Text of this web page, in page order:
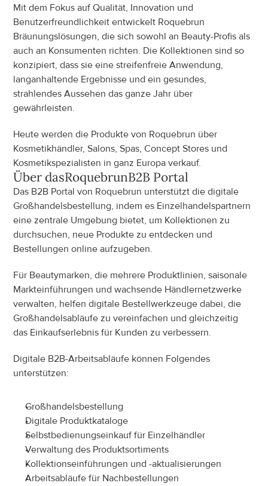
Mit dem Fokus auf Qualität, Innovation und
Benutzerfreundlichkeit entwickelt Roquebrun
Bräunungslösungen, die sich sowohl an Beauty-Profis als
auch an Konsumenten richten. Die Kollektionen sind so
konzipiert, dass sie eine streifenfreie Anwendung,
langanhaltende Ergebnisse und ein gesundes,
strahlendes Aussehen das ganze Jahr über
gewährleisten.
Heute werden die Produkte von Roquebrun über
Kosmetikhändler, Salons, Spas, Concept Stores und
Kosmetikspezialisten in ganz Europa verkauf.
Über dasRoquebrunB2B Portal
Das B2B Portal von Roquebrun unterstützt die digitale
Großhandelsbestellung, indem es Einzelhandelspartnern
eine zentrale Umgebung bietet, um Kollektionen zu
durchsuchen, neue Produkte zu entdecken und
Bestellungen online aufzugeben.
Für Beautymarken, die mehrere Produktlinien, saisonale
Markteinführungen und wachsende Händlernetzwerke
verwalten, helfen digitale Bestellwerkzeuge dabei, die
Großhandelsabläufe zu vereinfachen und gleichzeitig
das Einkaufserlebnis für Kunden zu verbessern.
Digitale B2B-Arbeitsabläufe können Folgendes
unterstützen:
Großhandelsbestellung
Digitale Produktkataloge
Selbstbedienungseinkauf für Einzelhändler
Verwaltung des Produktsortiments
Kollektionseinführungen und -aktualisierungen
Arbeitsabläufe für Nachbestellungen